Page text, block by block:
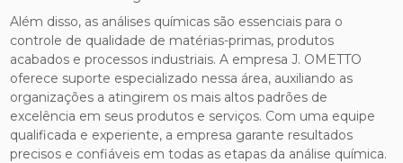
Além disso, as análises químicas são essenciais para o
controle de qualidade de matérias-primas, produtos
acabados e processos industriais. A empresa J. OMETTO
oferece suporte especializado nessa área, auxiliando as
organizações a atingirem os mais altos padrões de
excelência em seus produtos e serviços. Com uma equipe
qualificada e experiente, a empresa garante resultados
precisos e confiáveis em todas as etapas da análise química.